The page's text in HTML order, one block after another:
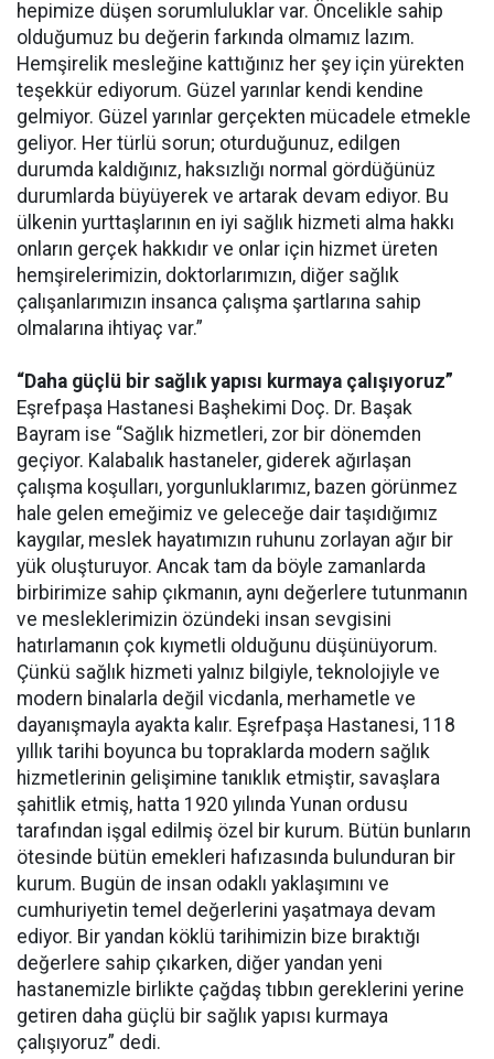
hepimize düşen sorumluluklar var. Öncelikle sahip
olduğumuz bu değerin farkında olmamız lazım.
Hemşirelik mesleğine kattığınız her şey için yürekten
teşekkür ediyorum. Güzel yarınlar kendi kendine
gelmiyor. Güzel yarınlar gerçekten mücadele etmekle
geliyor. Her türlü sorun; oturduğunuz, edilgen
durumda kaldığınız, haksızlığı normal gördüğünüz
durumlarda büyüyerek ve artarak devam ediyor. Bu
ülkenin yurttaşlarının en iyi sağlık hizmeti alma hakkı
onların gerçek hakkıdır ve onlar için hizmet üreten
hemşirelerimizin, doktorlarımızın, diğer sağlık
çalışanlarımızın insanca çalışma şartlarına sahip
olmalarına ihtiyaç var.”
“Daha güçlü bir sağlık yapısı kurmaya çalışıyoruz”
Eşrefpaşa Hastanesi Başhekimi Doç. Dr. Başak
Bayram ise “Sağlık hizmetleri, zor bir dönemden
geçiyor. Kalabalık hastaneler, giderek ağırlaşan
çalışma koşulları, yorgunluklarımız, bazen görünmez
hale gelen emeğimiz ve geleceğe dair taşıdığımız
kaygılar, meslek hayatımızın ruhunu zorlayan ağır bir
yük oluşturuyor. Ancak tam da böyle zamanlarda
birbirimize sahip çıkmanın, aynı değerlere tutunmanın
ve mesleklerimizin özündeki insan sevgisini
hatırlamanın çok kıymetli olduğunu düşünüyorum.
Çünkü sağlık hizmeti yalnız bilgiyle, teknolojiyle ve
modern binalarla değil vicdanla, merhametle ve
dayanışmayla ayakta kalır. Eşrefpaşa Hastanesi, 118
yıllık tarihi boyunca bu topraklarda modern sağlık
hizmetlerinin gelişimine tanıklık etmiştir, savaşlara
şahitlik etmiş, hatta 1920 yılında Yunan ordusu
tarafından işgal edilmiş özel bir kurum. Bütün bunların
ötesinde bütün emekleri hafızasında bulunduran bir
kurum. Bugün de insan odaklı yaklaşımını ve
cumhuriyetin temel değerlerini yaşatmaya devam
ediyor. Bir yandan köklü tarihimizin bize bıraktığı
değerlere sahip çıkarken, diğer yandan yeni
hastanemizle birlikte çağdaş tıbbın gereklerini yerine
getiren daha güçlü bir sağlık yapısı kurmaya
çalışıyoruz” dedi.